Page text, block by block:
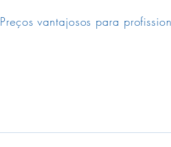
Preços vantajosos para